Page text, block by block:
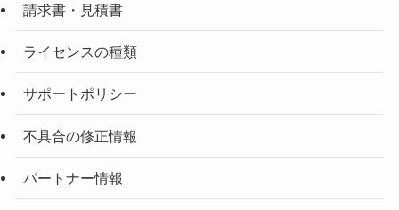
請求書・見積書
ライセンスの種類
サポートポリシー
不具合の修正情報
パートナー情報